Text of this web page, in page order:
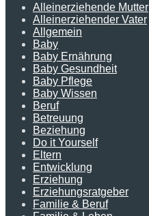
Alleinerziehende Mutter
Alleinerziehender Vater
Allgemein
Baby
Baby Ernährung
Baby Gesundheit
Baby Pflege
Baby Wissen
Beruf
Betreuung
Beziehung
Do it Yourself
Eltern
Entwicklung
Erziehung
Erziehungsratgeber
Familie & Beruf